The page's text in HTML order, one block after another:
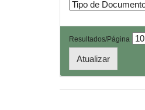
Resultados/Página